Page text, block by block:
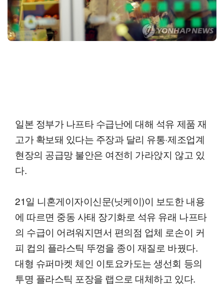
일본 정부가 나프타 수급난에 대해 석유 제품 재
고가 확보돼 있다는 주장과 달리 유통·제조업계
현장의 공급망 불안은 여전히 가라앉지 않고 있
다.
21일 니혼게이자이신문(닛케이)이 보도한 내용
에 따르면 중동 사태 장기화로 석유 유래 나프타
의 수급이 어려워지면서 편의점 업체 로손이 커
피 컵의 플라스틱 뚜껑을 종이 재질로 바꿨다.
대형 슈퍼마켓 체인 이토요카도는 생선회 등의
투명 플라스틱 포장을 랩으로 대체하고 있다.